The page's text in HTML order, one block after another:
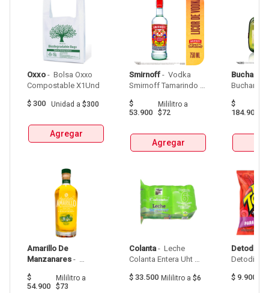
Oxxo - Bolsa Oxxo
$ 300 Unidad a $300
Agregar
Amarillo De
Manzanares -
De Manzanares
$
54.900
Mililitroa
$73
Smirnoff - Vodka
Smirnoff Tamarindo
$
53.900
Mililitroa
$72
Agregar
Colanta - Leche
Colanta Entera Uht
$ 33.500 Mililitro a $6
$
184.900
Detodito
$ 9.900